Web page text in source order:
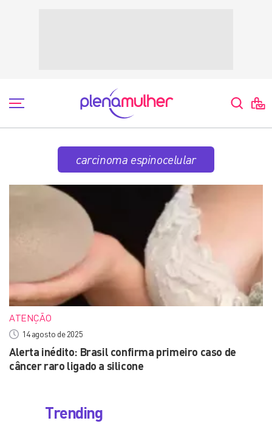
carcinoma espinocelular
ATENÇÃO
14 agosto de 2025
Alerta inédito: Brasil confirma primeiro caso de
câncer raro ligado a silicone
Trending